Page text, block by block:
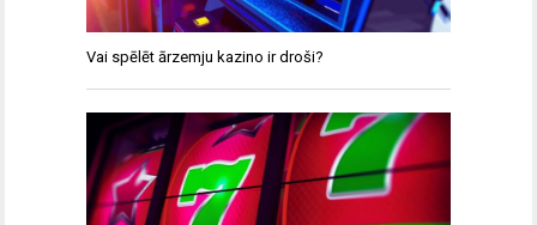
Vai spēlēt ārzemju kazino ir droši?